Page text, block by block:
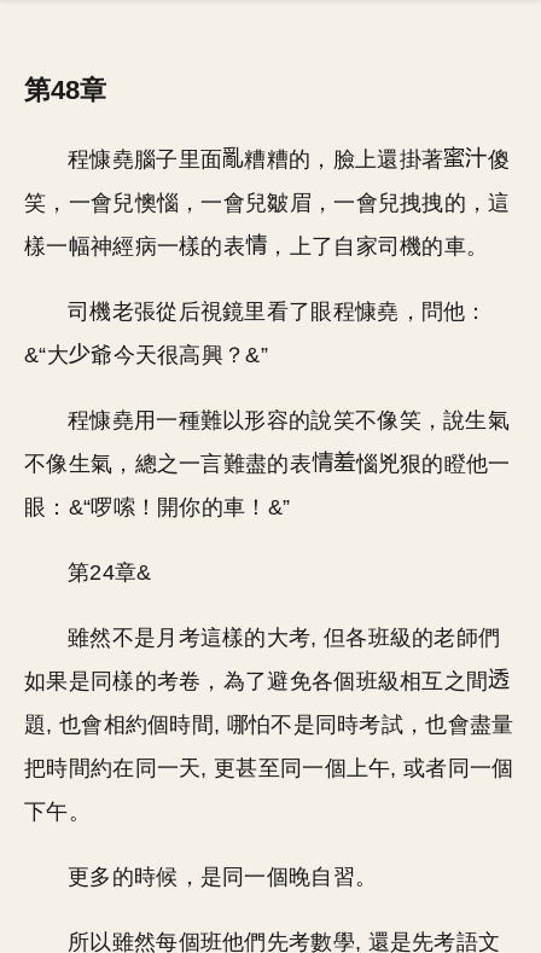
第48章
程慷堯腦子里面 糟糟的，臉上還掛著
傻
笑，一會兒懊惱，一會兒皺眉，一會兒拽拽的，這
樣一幅神經病一樣的表
，上了自家司機的車。
司機老張從后視鏡里看了眼程慷堯，問他：
&“大
爺今天很高興？&”
程慷堯用一種難以形容的說笑不像笑，說生氣
不像生氣，總之一言難盡的表
惱兇狠的瞪他一
眼：&“啰嗦！開你的車！&”
第24章&
雖然不是月考這樣的大考, 但各班級的老師們
如果是同樣的考卷，為了避免各個班級相互之間
題, 也會相約個時間, 哪怕不是同時考試，也會盡量
把時間約在同一天, 更甚至同一個上午, 或者同一個
下午。
更多的時候，是同一個晚自習。
所以雖然每個班他們先考數學, 還是先考語文